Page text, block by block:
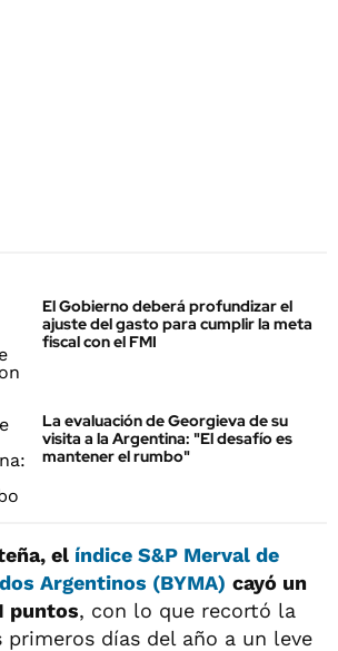
El Gobierno deberá profundizar el
ajuste del gasto para cumplir la meta
fiscal con el FMI
La evaluación de Georgieva de su
visita a la Argentina: "El desafío es
mantener el rumbo"
el índice S&P Merval de
Argentinos (BYMA) cayó un
puntos, con lo que recortó la
primeros días del año a un leve